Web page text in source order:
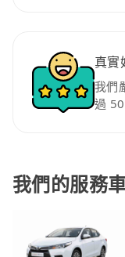
真實
我們
過
我們的服務